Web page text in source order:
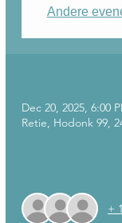
Andere
Dec 20, 2025, 6:00
Retie, Hodonk 99,
+